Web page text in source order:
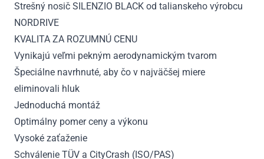
2013
-
2021
Strešný nosič SILENZIO BLACK od talianskeho výrobcu
NORDRIVE
KVALITA ZA ROZUMNÚ CENU
Vynikajú veľmi pekným aerodynamickým tvarom
Špeciálne navrhnuté, aby čo v najväčšej miere
eliminovali hluk
Jednoduchá montáž
Optimálny pomer ceny a výkonu
Vysoké zaťaženie
Schválenie TÜV a CityCrash (ISO/PAS)